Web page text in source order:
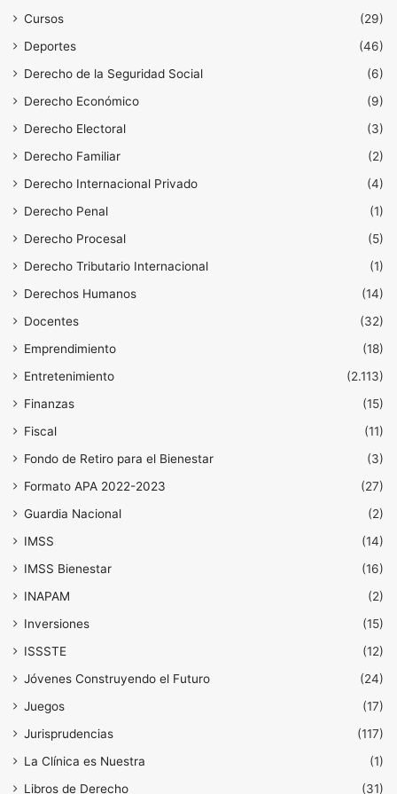
Cursos
(29)
Deportes
(46)
Derecho de la Seguridad Social
(6)
Derecho Económico
(9)
Derecho Electoral
(3)
Derecho Familiar
(2)
Derecho Internacional Privado
(4)
Derecho Penal
(1)
Derecho Procesal
(5)
Derecho Tributario Internacional
(1)
Derechos Humanos
(14)
Docentes
(32)
Emprendimiento
(18)
Entretenimiento
(2.113)
Finanzas
(15)
Fiscal
(11)
Fondo de Retiro para el Bienestar
(3)
Formato APA 2022-2023
(27)
Guardia Nacional
(2)
IMSS
(14)
IMSS Bienestar
(16)
INAPAM
(2)
Inversiones
(15)
ISSSTE
(12)
Jóvenes Construyendo el Futuro
(24)
Juegos
(17)
Jurisprudencias
(117)
La Clínica es Nuestra
(1)
Libros de Derecho
(31)